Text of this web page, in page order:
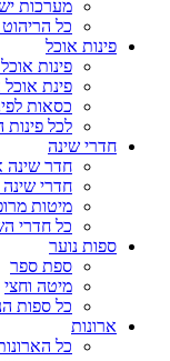
מערכות
כל הריהוט
פינות אוכל
פינות
פינת אוכל
כסאות
לכל פינות
חדרי שינה
חדר שינה
חדרי שינה
מיטות
כל חדרי
ספות נוער
ספת ספר
מיטה וחצי
כל ספות
ארונות
כל